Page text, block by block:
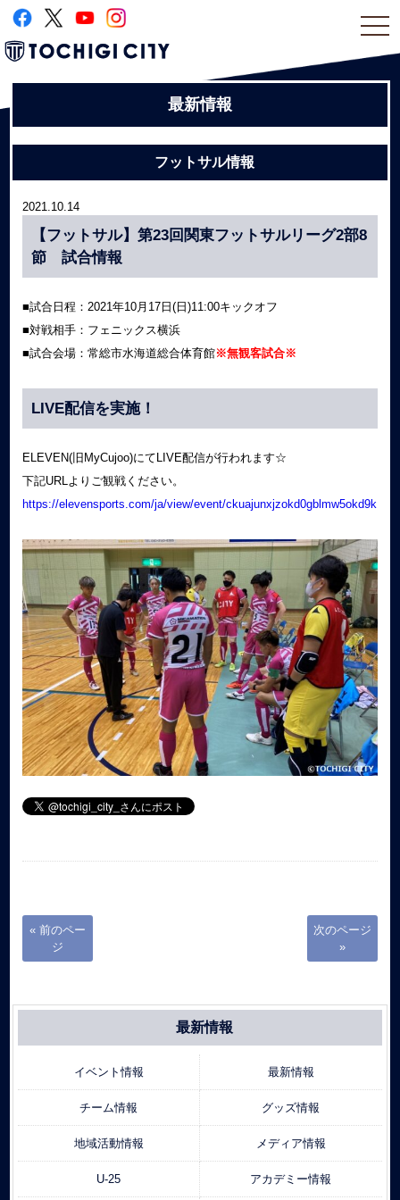
最新情報
フットサル情報
2021.10.14
【フットサル】第23回関東フットサルリーグ2部8
節 試合情報
■試合日程：2021年10月17日(日)11:00キックオフ
■対戦相手：フェニックス横浜
■試合会場：常総市水海道総合体育館※無観客試合※
LIVE配信を実施！
ELEVEN(旧MyCujoo)にてLIVE配信が行われます☆
下記URLよりご観戦ください。
https://elevensports.com/ja/view/event/ckuajunxjzokd0gblmw5okd9k
« 前のペー
ジ
次のページ
»
最新情報
イベント情報 最新情報
チーム情報 グッズ情報
地域活動情報 メディア情報
U-25 アカデミー情報